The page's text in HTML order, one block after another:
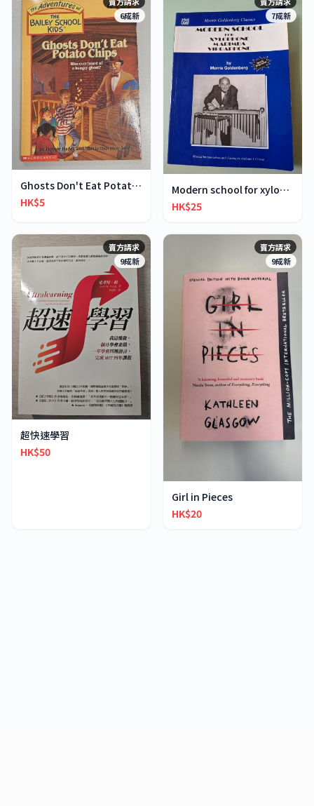
6成新
Ghosts Don't Eat Potato Chips
HK$5
7成新
Modern school for xylophone marimba vibraphone
HK$25
賣方請求
9成新
超快速學習
HK$50
賣方請求
9成新
Girl in Pieces
HK$20